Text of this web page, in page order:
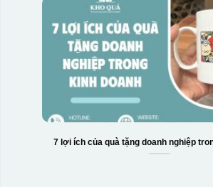
7 lợi ích của quà tặng doanh nghiệp